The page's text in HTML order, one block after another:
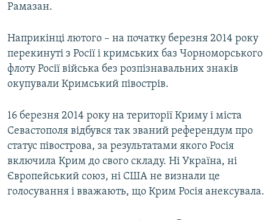
Рамазан.
Наприкінці лютого – на початку березня 2014 року
перекинуті з Росії і кримських баз Чорноморського
флоту Росії війська без розпізнавальних знаків
окупували Кримський півострів.
16 березня 2014 року на території Криму і міста
Севастополя відбувся так званий референдум про
статус півострова, за результатами якого Росія
включила Крим до свого складу. Ні Україна, ні
Європейський союз, ні США не визнали це
голосування і вважають, що Крим Росія анексувала.